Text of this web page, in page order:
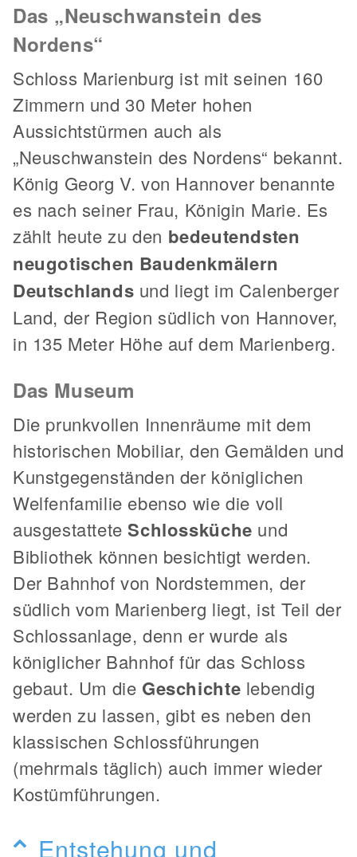
Das „Neuschwanstein des
Nordens“
Schloss Marienburg ist mit seinen 160
Zimmern und 30 Meter hohen
Aussichtstürmen auch als
„Neuschwanstein des Nordens“ bekannt.
König Georg V. von Hannover benannte
es nach seiner Frau, Königin Marie. Es
zählt heute zu den bedeutendsten
neugotischen Baudenkmälern
Deutschlands und liegt im Calenberger
Land, der Region südlich von Hannover,
in 135 Meter Höhe auf dem Marienberg.
Das Museum
Die prunkvollen Innenräume mit dem
historischen Mobiliar, den Gemälden und
Kunstgegenständen der königlichen
Welfenfamilie ebenso wie die voll
ausgestattete Schlossküche und
Bibliothek können besichtigt werden.
Der Bahnhof von Nordstemmen, der
südlich vom Marienberg liegt, ist Teil der
Schlossanlage, denn er wurde als
königlicher Bahnhof für das Schloss
gebaut. Um die Geschichte lebendig
werden zu lassen, gibt es neben den
klassischen Schlossführungen
(mehrmals täglich) auch immer wieder
Kostümführungen.
Entstehung und